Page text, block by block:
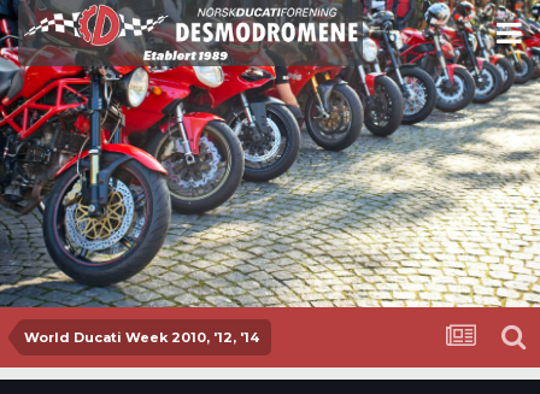
World Ducati Week 2010, '12, '14